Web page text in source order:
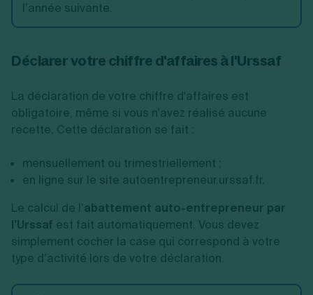
l’année suivante.
Déclarer votre chiffre d'affaires à l'Urssaf
La déclaration de votre chiffre d'affaires est
obligatoire, même si vous n'avez réalisé aucune
recette. Cette déclaration se fait :
mensuellement ou trimestriellement ;
en ligne sur le site autoentrepreneur.urssaf.fr.
Le calcul de l’abattement auto-entrepreneur par
l’Urssaf est fait automatiquement. Vous devez
simplement cocher la case qui correspond à votre
type d’activité lors de votre déclaration.